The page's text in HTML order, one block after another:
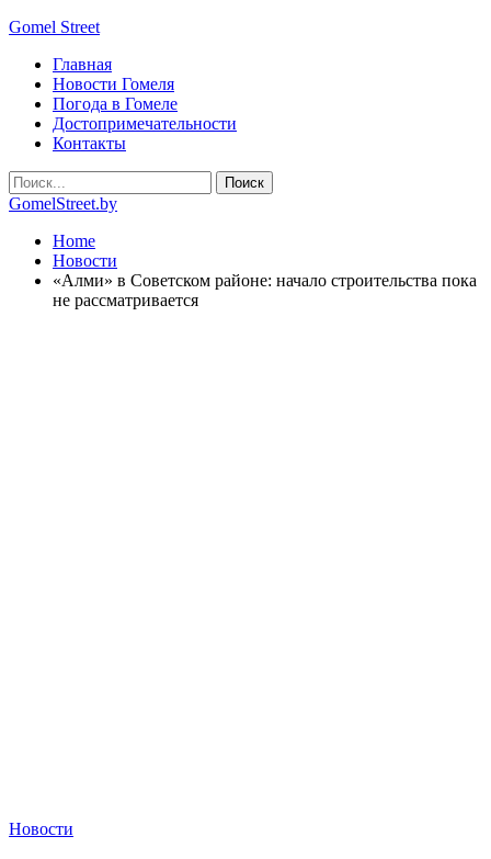
Gomel Street
Главная
Новости Гомеля
Погода в Гомеле
Достопримечательности
Контакты
GomelStreet.by
Home
Новости
«Алми» в Советском районе: начало строительства пока
не рассматривается
Новости